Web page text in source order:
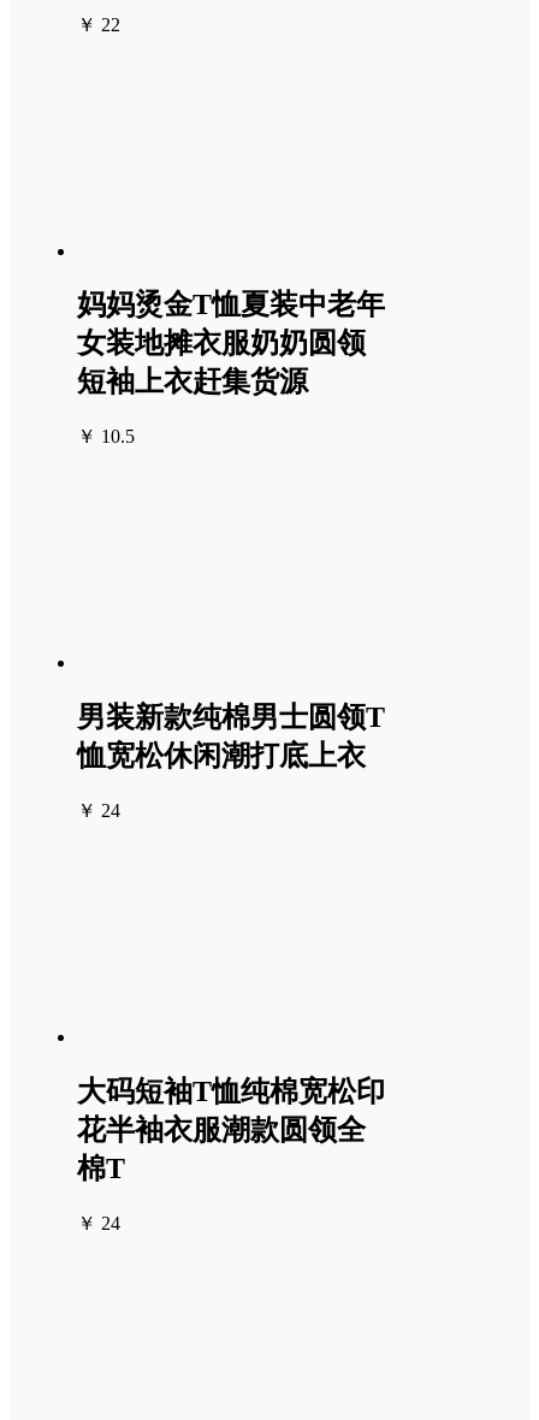
￥ 22
妈妈烫金T恤夏装中老年
女装地摊衣服奶奶圆领
短袖上衣赶集货源
￥ 10.5
男装新款纯棉男士圆领T
恤宽松休闲潮打底上衣
￥ 24
大码短袖T恤纯棉宽松印
花半袖衣服潮款圆领全
棉T
￥ 24